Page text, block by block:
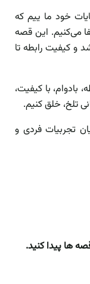
خود ما ییم که
می‌کنیم. این قصه
و کیفیت رابطه تا
بادوام، با کیفیت،
تلخ، خلق کنیم.
تجربیات فردی و
ها پیدا کنید.